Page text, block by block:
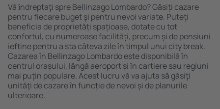
Vă ȋndreptaţi spre Bellinzago Lombardo? Găsiți cazare
pentru fiecare buget şi pentru nevoi variate. Puteți
beneficia de proprietăți spațioase, dotate cu tot
confortul, cu numeroase facilități, precum și de pensiuni
ieftine pentru a sta câteva zile în timpul unui city break.
Cazarea în Bellinzago Lombardo este disponibilă în
centrul orașului, lângă aeroport și în cartiere sau regiuni
mai puțin populare. Acest lucru vă va ajuta să găsiţi
unităţi de cazare în funcție de nevoi și de planurile
ulterioare.